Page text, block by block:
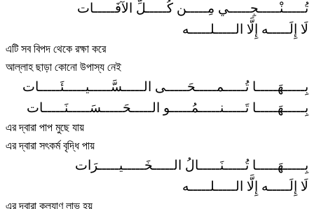
تُـــــنْـــــجِـــــي مِـــــن كُـــــلِّ الآفَـــــات
لَا إِلَـــــه إِلَّا الـــــلـــــه
এটি সব বিপদ থেকে রক্ষা করে
আল্লাহ ছাড়া কোনো উপাস্য নেই
بِـــــهَـــــا تُـــــمـــــحَـــــى الـــــسَّـــــيـــــئَـــــات
بِـــــهَـــــا تَـــــنـــــمُـــــو الـــــحَـــــسَـــــنَـــــات
এর দ্বারা পাপ মুছে যায়
এর দ্বারা সৎকর্ম বৃদ্ধি পায়
بِـــــهَـــــا تُـــــنَـــــالُ الـــــخَـــــيـــــرَات
لَا إِلَـــــه إِلَّا الـــــلـــــه